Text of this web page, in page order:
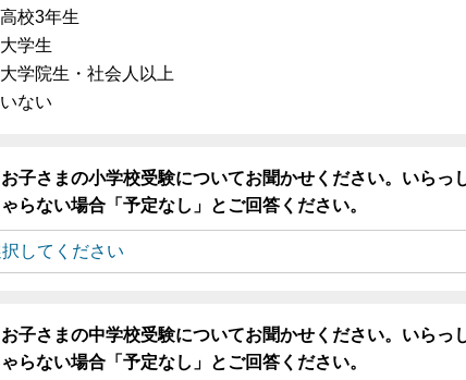
高校3年生
大学生
大学院生・社会人以上
いない
お子さまの小学校受験についてお聞かせください。いらっ
ゃらない場合「予定なし」とご回答ください。
お子さまの中学校受験についてお聞かせください。いらっ
ゃらない場合「予定なし」とご回答ください。